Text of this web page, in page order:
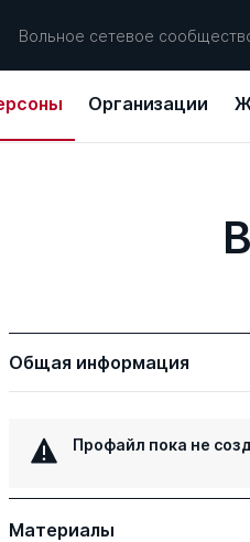
Вольное сетевое
Организации
Общая информация
Профайл пока не
Материалы